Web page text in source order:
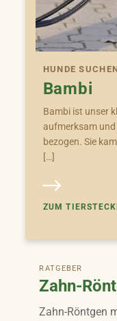
HUNDE
Bambi
Bambi ist unser
aufmerksam
bezogen. Sie
[…]
ZUM
RATGEBER
Zahn-
Zahn-Röntgen